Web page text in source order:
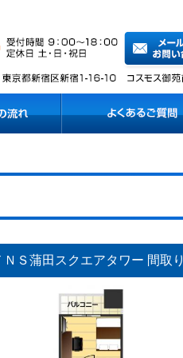
ＮＳ蒲田スクエアタワー 間取り